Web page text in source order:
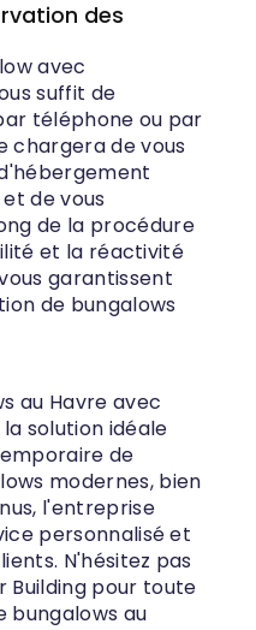
des
avec
suffit de
téléphone ou par
chargera de vous
de vous
de la procédure
et la réactivité
garantissent
de bungalows
au Havre avec
solution idéale
de
modernes, bien
l'entreprise
personnalisé et
N'hésitez pas
pour toute
bungalows au